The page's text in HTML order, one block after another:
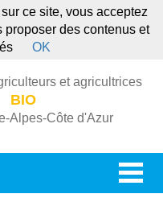
et agricultrices
BIO
Alpes-Côte d'Azur
ce site, vous acceptez
proposer des contenus et
OK